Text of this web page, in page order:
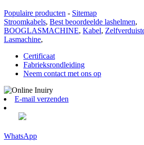
Populaire producten - Sitemap
Stroomkabels, Best beoordeelde lashelmen,
BOOGLASMACHINE, Kabel,
Lasmachine,
Certificaat
Fabrieksrondleiding
Neem contact met ons op
E-mail verzenden
WhatsApp